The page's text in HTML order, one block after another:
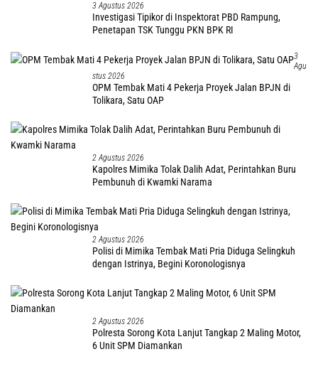
3 Agustus 2026
Investigasi Tipikor di Inspektorat PBD Rampung,
Penetapan TSK Tunggu PKN BPK RI
3
Agu
Stus 2026
OPM Tembak Mati 4 Pekerja Proyek Jalan BPJN di
Tolikara, Satu OAP
2 Agustus 2026
Kapolres Mimika Tolak Dalih Adat, Perintahkan Buru
Pembunuh di Kwamki Narama
2 Agustus 2026
Polisi di Mimika Tembak Mati Pria Diduga Selingkuh
dengan Istrinya, Begini Koronologisnya
2 Agustus 2026
Polresta Sorong Kota Lanjut Tangkap 2 Maling Motor,
6 Unit SPM Diamankan